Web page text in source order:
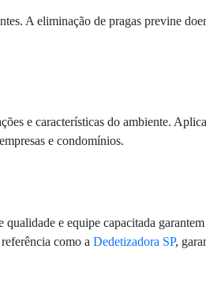
A eliminação de pragas previne
e características do ambiente.
e condomínios.
e equipe capacitada garantem
como a Dedetizadora SP,